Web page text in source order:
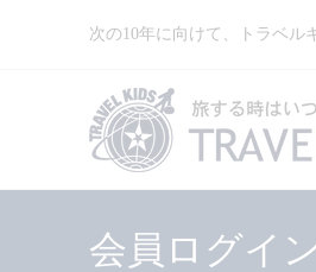
次の10年に向けて、トラベル
会員ログイン